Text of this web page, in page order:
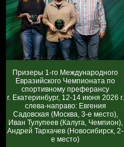
Призеры 1-го Международного
Евразийского Чемпионата по
спортивному преферансу
г. Екатеринбург, 12-14 июня 2026 г.
слева-направо: Евгения
Садовская (Москва, 3-е место),
Иван Тулупеев (Калуга, Чемпион),
Андрей Тархачев (Новосибирск, 2-
е место)